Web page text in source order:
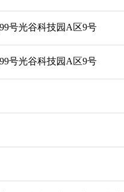
号光谷科技园A区9号
号光谷科技园A区9号